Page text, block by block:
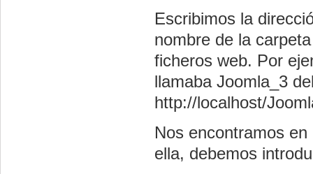
Escribimos la
nombre de la
ficheros web. Por
llamaba Joomla_3
http://localhost/
Nos encontramos
ella, debemos